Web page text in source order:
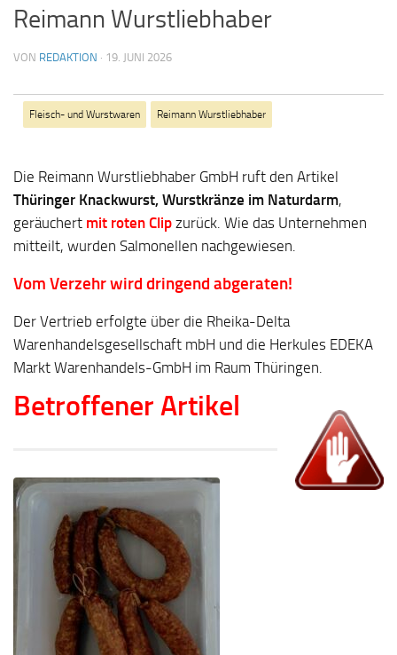
Reimann Wurstliebhaber
VON REDAKTION · 19. JUNI 2026
Fleisch- und Wurstwaren Reimann Wurstliebhaber
Die Reimann Wurstliebhaber GmbH ruft den Artikel
Thüringer Knackwurst, Wurstkränze im Naturdarm,
geräuchert mit roten Clip zurück. Wie das Unternehmen
mitteilt, wurden Salmonellen nachgewiesen.
Vom Verzehr wird dringend abgeraten!
Der Vertrieb erfolgte über die Rheika-Delta
Warenhandelsgesellschaft mbH und die Herkules EDEKA
Markt Warenhandels-GmbH im Raum Thüringen.
Betroffener Artikel